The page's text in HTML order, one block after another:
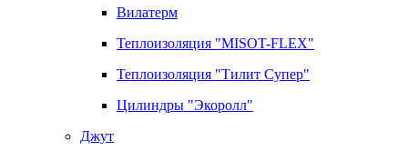
Вилатерм
Теплоизоляция "MISOT-FLEX"
Теплоизоляция "Тилит Супер"
Цилиндры "Экоролл"
Джут